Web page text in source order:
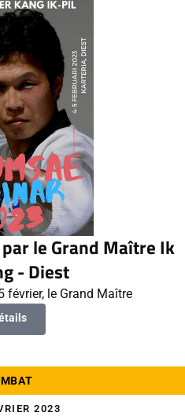
le Grand Maître Ik
- Diest
février, le Grand Maître
2023